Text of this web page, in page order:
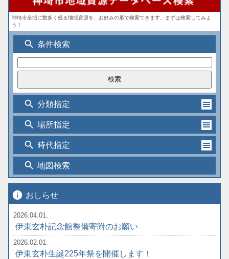
神埼市全域に数多く残る地域資源を、お好みの形で検索できます。まずは検索してみよ
う！
search 条件検索
search 分類指定
search 場所指定
search 時代指定
search 地図検索
info おしらせ
2026.04.01.
伊東玄朴記念館整備寄附のお願い
2026.02.01.
伊東玄朴生誕225年祭を開催します！